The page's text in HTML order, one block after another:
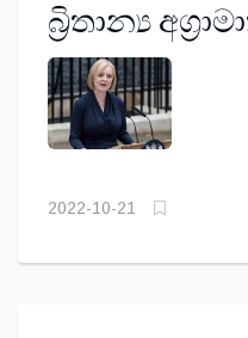
බ්‍රිතාන්‍ය
2022-10-21